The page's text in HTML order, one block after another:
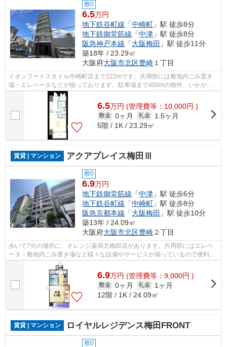
敷0
6.5万円
地下鉄谷町線 「中崎町 」駅 徒歩8分
地下鉄御堂筋線 「中津 」駅 徒歩8分
阪急神戸本線 「大阪梅田 」駅 徒歩11分
築18年 / 23.29㎡
大阪府大阪市北区豊崎１丁目
イオンフードスタイル中崎町店まで222mです。共用部には敷地内ごみ置き
場・エレベータなどが揃っております。駐車場まで400mの物件、いかがで
しょうか。クレジットカードで初期費用が...
6.5万円 (管理費等：10,000円 )
敷金 0ヶ月 礼金
1.5ヶ月
5階 / 1K / 23.29㎡
賃貸 | マンション アクアプレイス梅田Ⅲ
敷0
6.9万円
地下鉄御堂筋線 「中津 」駅 徒歩6分
地下鉄谷町線 「中崎町 」駅 徒歩8分
阪急京都本線 「大阪梅田 」駅 徒歩10分
築13年 / 24.09㎡
大阪府大阪市北区豊崎２丁目
歩いて7分の場所に、オレンジ薬局北梅田店があります。共用部にはエレベ
ータ・敷地内ごみ置き場など様々な設備やサービスが揃っているので便利で
す。こだわりの条件として多い、駅徒歩...
6.9万円 (管理費等：9,000円 )
敷金 0ヶ月 礼金
1ヶ月
12階 / 1K / 24.09㎡
賃貸 | マンション ロイヤルレジデンス梅田FRONT
敷0